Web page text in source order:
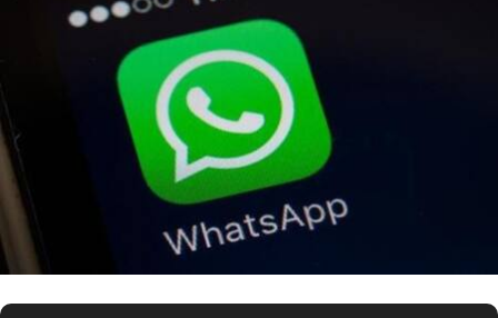
Infotechnology
Mundial 2026
Eventos Corporativos
Mediakit
abre en nueva pestaña